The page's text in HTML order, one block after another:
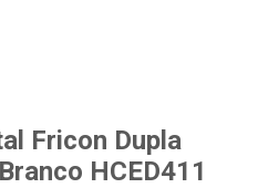
Fricon Dupla
HCED411